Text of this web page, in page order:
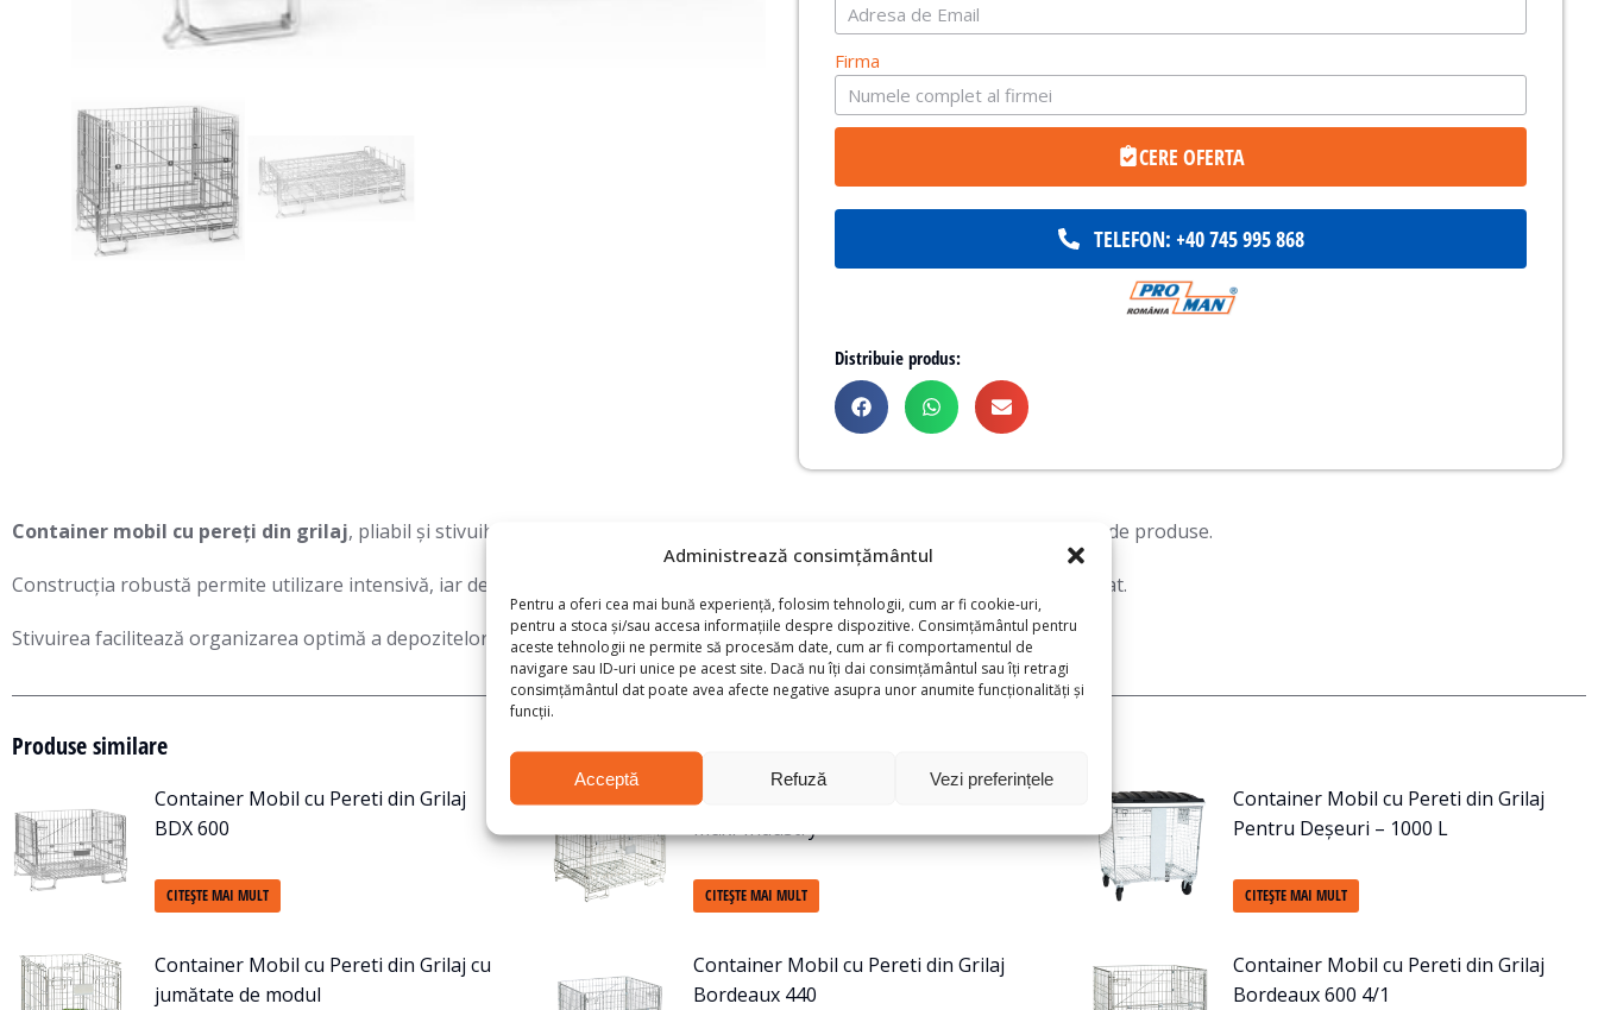
Administrează consimțământul
Pentru a oferi cea mai bună experiență, folosim tehnologii, cum ar fi cookie-uri,
pentru a stoca și/sau accesa informațiile despre dispozitive. Consimțământul pentru
aceste tehnologii ne permite să procesăm date, cum ar fi comportamentul de
navigare sau ID-uri unice pe acest site. Dacă nu îți dai consimțământul sau îți retragi
consimțământul dat poate avea afecte negative asupra unor anumite funcționalități și
funcții.
Acceptă Refuză Vezi preferințele
Firma
CERE OFERTA
TELEFON: +40 745 995 868
Distribuie produs:
Container mobil cu pereți din grilaj, pliabil și stivuibil, ideal pentru transportul și depozitarea eficientă a diverselor tipuri de produse.
Construcția robustă permite utilizare intensivă, iar designul pliabil asigură economisirea spațiului atunci când nu este utilizat.
Stivuirea facilitează organizarea optimă a depozitelor și logisticii, maximizând capacitatea de stocare.
Produse similare
Container Mobil cu Pereti din Grilaj
BDX 600
CITEȘTE MAI MULT
Container Mobil cu Pereti din Grilaj
Maxi-Industry
CITEȘTE MAI MULT
Container Mobil cu Pereti din Grilaj
Pentru Deșeuri – 1000 L
CITEȘTE MAI MULT
Container Mobil cu Pereti din Grilaj cu
jumătate de modul
Container Mobil cu Pereti din Grilaj
Bordeaux 440
Container Mobil cu Pereti din Grilaj
Bordeaux 600 4/1